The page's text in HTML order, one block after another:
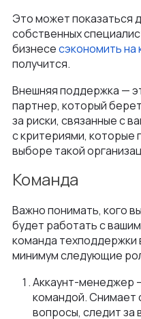
Это может показаться
собственных
бизнесесэкономить на
получится.
Внешняя поддержка —
партнер, который
за риски, связанные с
с критериями, которые
выборе такой
Команда
Важно понимать, кого
будет работать с
команда техподдержки
минимум следующие
Аккаунт-менеджер
командой. Снимает
вопросы, следит за